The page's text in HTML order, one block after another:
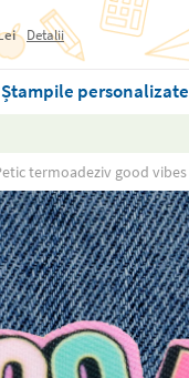
Detalii
Ștampile personalizate
termoadeziv good vibes